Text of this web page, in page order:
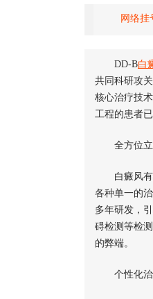
网络挂
DD-B白
共同科研攻
核心治疗技
工程的患者
全方位立
白癜风有效
各种单一的
多年研发，
碍检测等检
的弊端。
个性化治